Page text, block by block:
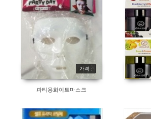
가격 :
파티용화이트마스크